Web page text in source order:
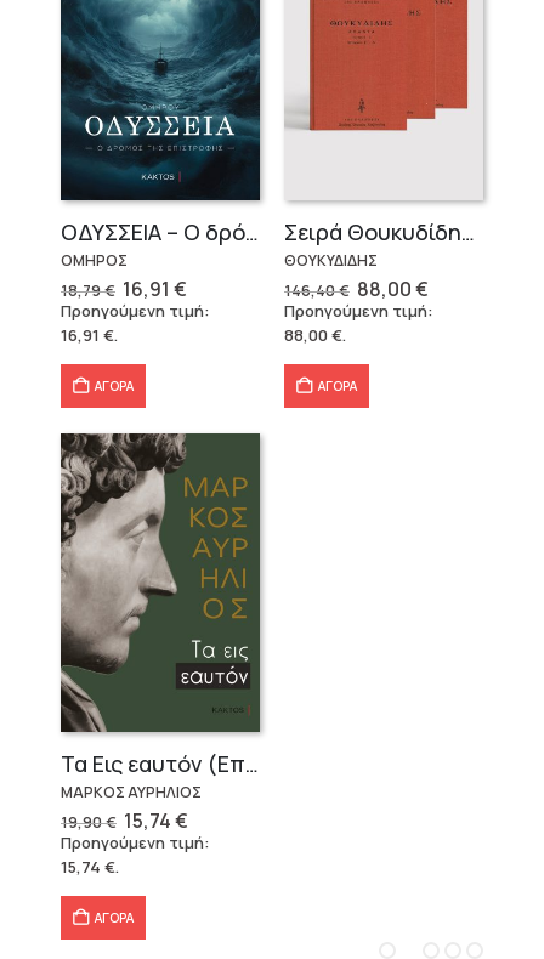
OΔΥΣΣΕΙΑ – Ο δρόμος της επιστροφής
ΟΜΗΡΟΣ
18,79€ Original
price
was:
16,91 €Η
τρέχουσα
τιμή
Προηγούμενη τιμή:
16,91 €.
ΑΓΟΡΑ
Σειρά Θουκυδίδης – Δεμένο (4 τόμοι)
ΘΟΥΚΥΔΙΔΗΣ
146,40€ Original
price
was:
88,00€Η
τρέχουσα
τιμή
Προηγούμενη τιμή:
88,00€.
ΑΓΟΡΑ
Τα Εις εαυτόν (Επίτομο) – Μάρκος Αυρήλιος
ΜΑΡΚΟΣ ΑΥΡΗΛΙΟΣ
19,90€ Original
price
was:
15,74€Η
τρέχουσα
τιμή
Προηγούμενη τιμή:
15,74 €.
ΑΓΟΡΑ